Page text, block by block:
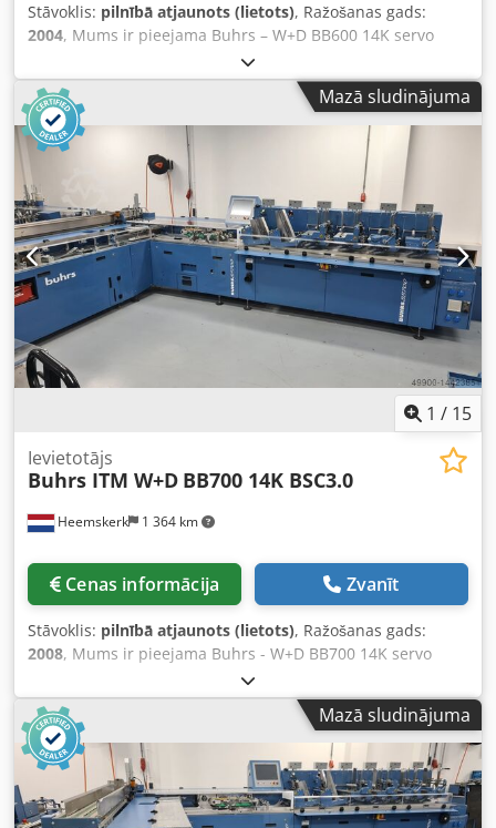
Stāvoklis: pilnībā atjaunots (lietots), Ražošanas gads:
2004, Mums ir pieejama Buhrs – W+D BB600 14K servo
aplokšņu iepakošanas mašīna, ražošanas gads 2004.
Mašīna ir ļoti labā tehniskā stāvoklī, un visas detaļas, kuras
nepieciešams nomainīt, mēs uzstādīsim jaunas. Šī BB600
šobrīd ir aprīkota ar 5 rotācijas padevējiem, bet mēs varam
konfigurāciju pielāgot pēc vajadzības! Citi padevēju tipi un
kameras iespējamas pēc izvēles. Ražošanas gads: 2004
Konfigurācija: - 6 staciju bāze - 5 x RF2 rotācijas padevēji
Dwjdpfx Aleq Ec Efsxea - Izņemšanas nodalījums -
Novietošanas konveijers Vēlaties šo mašīnu apskatīt? Nav
problēmu, droši apmeklējiet mūs!
Mazā sludinājuma
1 / 15
Heemskerk 1 364 km
Ievietotājs
Buhrs ITM W+D BB700 14K BSC3.0
Cenas informācija Zvanīt
Stāvoklis: pilnībā atjaunots (lietots), Ražošanas gads:
2008, Mums ir pieejama Buhrs - W+D BB700 14K servo
aplokšņu ielikšanas iekārta. Iekārta ir labā stāvoklī un
aprīkota ar BSC 3.0 programmatūru. BSC 3.0 ir jaunākā
programmatūras platforma no ražotāja W+D. Iekārta ir
gatava demonstrācijai! Citi padevēji un kameras – pieejami
pēc izvēles! Izgatavošanas gads: 2008 Konfigurācija: - 6
staciju bāze - 4x RF2 rotācijas padevēji - 1x vakuuma-
berzes padevējs - Izvadīšanas kabata - Aplokšņu autofeed
Mazā sludinājuma